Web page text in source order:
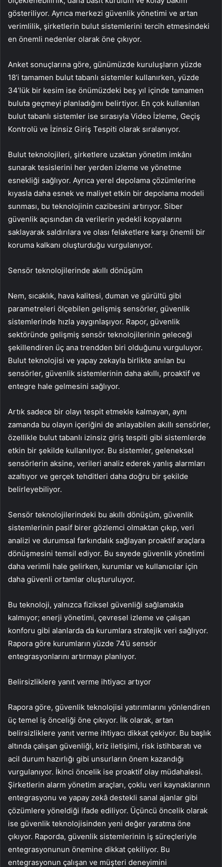
gösteriliyor. Ayrıca merkezi güvenlik yönetimi ve artan
verimlilik, şirketlerin bulut sistemlerini tercih etmesindeki
en önemli nedenler olarak öne çıkıyor.
Anket sonuçlarına göre, günümüzde kuruluşların yüzde
18’i tamamen bulut tabanlı sistemler kullanırken, yüzde
34’lük bir kesim ise önümüzdeki beş yıl içinde tamamen
buluta geçmeyi planladığını belirtiyor. En çok kullanılan
bulut tabanlı sistemler ise sırasıyla Video İzleme, Geçiş
Kontrolü ve İzinsiz Giriş Tespiti olarak sıralanıyor.
Bulut teknolojileri, şirketlere uzaktan yönetim imkânı
sunarak tesislerini her yerden izleme ve yönetme
esnekliği sağlıyor. Ayrıca yerel depolama çözümlerine
kıyasla daha esnek ve maliyet etkin bir depolama modeli
sunması, bu teknolojinin cazibesini artırıyor. Siber
güvenlik açısından da verilerin yedekli kopyalarını
saklayarak saldırılara ve olası felaketlere karşı önemli bir
koruma kalkanı oluşturduğu vurgulanıyor.
Sensör teknolojilerinde akıllı dönüşüm
Nem, sıcaklık, hava kalitesi, duman ve gürültü gibi
parametreleri ölçebilen gelişmiş sensörler, güvenlik
sistemlerinde hızla yaygınlaşıyor. Rapor, güvenlik
sektöründe gelişmiş sensör teknolojilerinin geleceği
şekillendiren üç ana trendden biri olduğunu vurguluyor.
Bulut teknolojisi ve yapay zekayla birlikte anılan bu
sensörler, güvenlik sistemlerinin daha akıllı, proaktif ve
entegre hale gelmesini sağlıyor.
Artık sadece bir olayı tespit etmekle kalmayan, aynı
zamanda bu olayın içeriğini de anlayabilen akıllı sensörler,
özellikle bulut tabanlı izinsiz giriş tespiti gibi sistemlerde
etkin bir şekilde kullanılıyor. Bu sistemler, geleneksel
sensörlerin aksine, verileri analiz ederek yanlış alarmları
azaltıyor ve gerçek tehditleri daha doğru bir şekilde
belirleyebiliyor.
Sensör teknolojilerindeki bu akıllı dönüşüm, güvenlik
sistemlerinin pasif birer gözlemci olmaktan çıkıp, veri
analizi ve durumsal farkındalık sağlayan proaktif araçlara
dönüşmesini temsil ediyor. Bu sayede güvenlik yönetimi
daha verimli hale gelirken, kurumlar ve kullanıcılar için
daha güvenli ortamlar oluşturuluyor.
Bu teknoloji, yalnızca fiziksel güvenliği sağlamakla
kalmıyor; enerji yönetimi, çevresel izleme ve çalışan
konforu gibi alanlarda da kurumlara stratejik veri sağlıyor.
Rapora göre kurumların yüzde 74’ü sensör
entegrasyonlarını artırmayı planlıyor.
Belirsizliklere yanıt verme ihtiyacı artıyor
Rapora göre, güvenlik teknolojisi yatırımlarını yönlendiren
üç temel iş önceliği öne çıkıyor. İlk olarak, artan
belirsizliklere yanıt verme ihtiyacı dikkat çekiyor. Bu başlık
altında çalışan güvenliği, kriz iletişimi, risk istihbaratı ve
acil durum hazırlığı gibi unsurların önem kazandığı
vurgulanıyor. İkinci öncelik ise proaktif olay müdahalesi.
Şirketlerin alarm yönetim araçları, çoklu veri kaynaklarının
entegrasyonu ve yapay zekâ destekli sanal ajanlar gibi
çözümlere yöneldiği ifade ediliyor. Üçüncü öncelik olarak
ise güvenlik teknolojisinden yeni değer yaratma öne
çıkıyor. Raporda, güvenlik sistemlerinin iş süreçleriyle
entegrasyonunun önemine dikkat çekiliyor. Bu
entegrasyonun çalışan ve müşteri deneyimini